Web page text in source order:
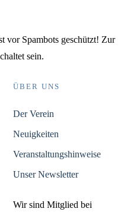
vor Spambots geschützt! Zur
sein.
ÜBER UNS
Der Verein
Neuigkeiten
Veranstaltungshinweise
Unser Newsletter
Wir sind Mitglied bei